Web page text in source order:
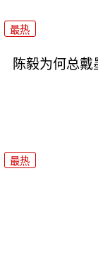
最热
陈毅为何总
最热